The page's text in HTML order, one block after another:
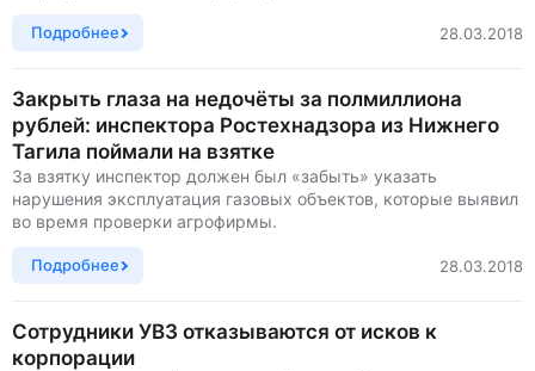
Подробнее 28.03.2018
Закрыть глаза на недочёты за полмиллиона
рублей: инспектора Ростехнадзора из Нижнего
Тагила поймали на взятке
За взятку инспектор должен был «забыть» указать
нарушения эксплуатация газовых объектов, которые выявил
во время проверки агрофирмы.
Подробнее 28.03.2018
Сотрудники УВЗ отказываются от исков к
корпорации